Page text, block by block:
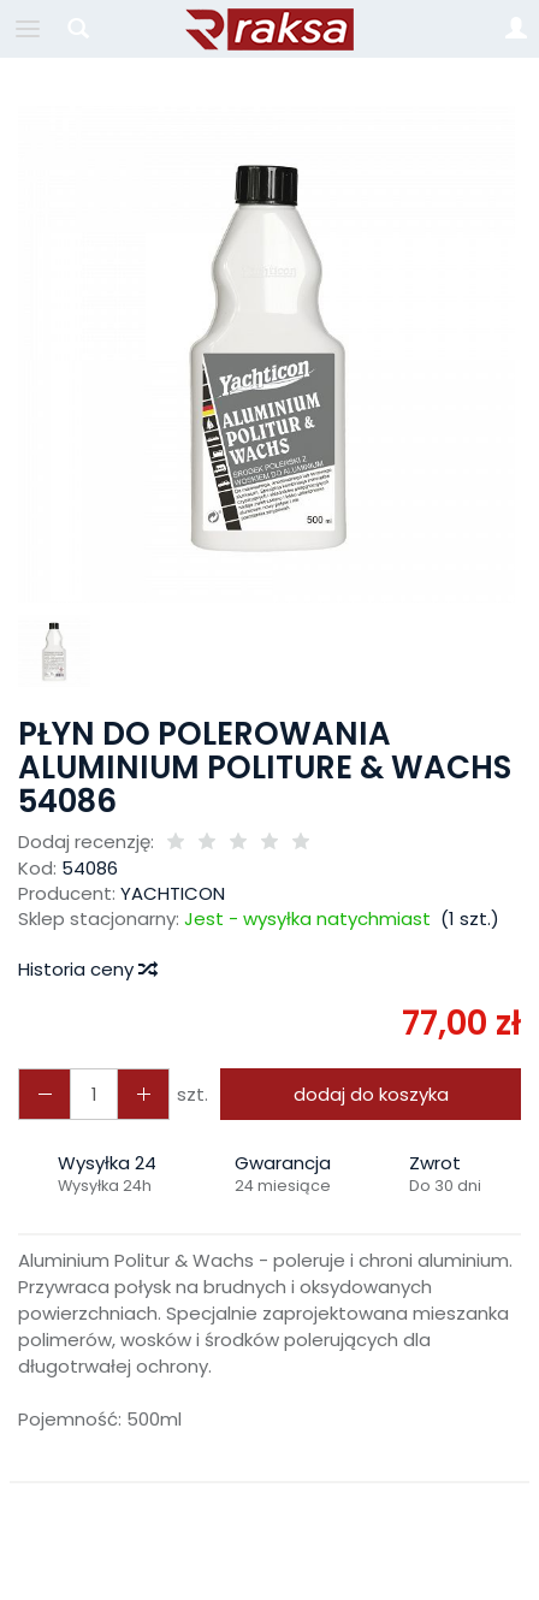
PŁYN DO POLEROWANIA
ALUMINIUM POLITURE & WACHS
54086
Dodaj recenzję:
Kod: 54086
Producent: YACHTICON
Sklep stacjonarny: Jest - wysyłka natychmiast (1 szt.)
Historia ceny
77,00 zł
szt. dodaj do koszyka
Wysyłka 24
Wysyłka 24h
Gwarancja
24 miesiące
Zwrot
Do 30 dni
Aluminium Politur & Wachs - poleruje i chroni aluminium.
Przywraca połysk na brudnych i oksydowanych
powierzchniach. Specjalnie zaprojektowana mieszanka
polimerów, wosków i środków polerujących dla
długotrwałej ochrony.
Pojemność: 500ml